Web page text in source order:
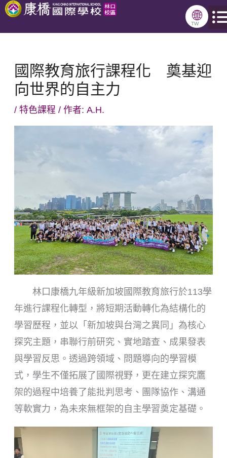
跳
🌐
TW
國際教育旅行課程化 奠基迎
向世界的自主力
/ 特色課程 / 作者: A.H.
林口康橋九年級新加坡國際教育旅行於113學
年進行課程化轉型，將短期活動轉化為結構化的
學習歷程，並以「新加坡與台灣之異同」為核心
探究主題，串聯行前研究、實地踏查、成果發表
與學習反思。透過跨領域、問題導向的學習模
式，學生不僅拓展了國際視野，更在建立探究鷹
架的過程中培養了能批判思考、團隊協作、溝通
等軟實力，為未來無框架的自主學習奠定基礎。